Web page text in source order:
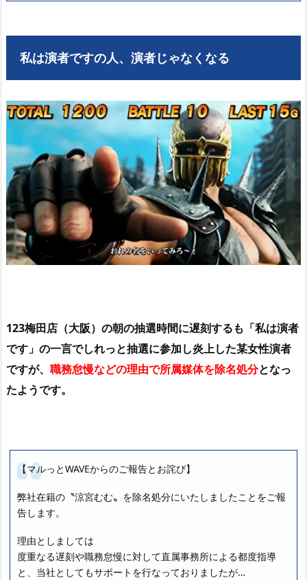
私は演者ですの人、演者じゃなくなる
123梅田店（大阪）の朝の抽選時間に遅刻するも「私は演者
です」の一言でしれっと抽選に参加し炎上した某女性演者
ですが、 職務怠慢などの理由で所属媒体を除名処分となっ
たようです。
【マルっとWAVEからのご報告とお詫び】
弊社在籍の〝涼宮むむ〟を除名処分にいたしましたことをご報
告します。
理由としましては
度重なる遅刻や職務怠慢に対して直属事務所による都度指導
と、当社としてもサポートを行なっておりましたが…